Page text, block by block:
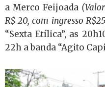
a Merco Feijoada
R$ 20, com ingresso
“Sexta Etílica”, as
22h a banda “Agito